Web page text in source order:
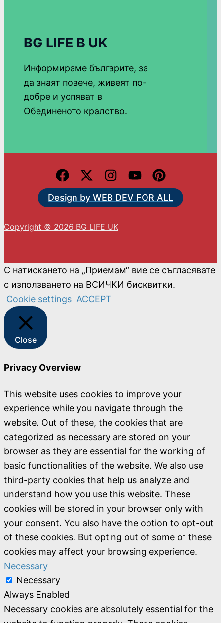
BG LIFE В UK
Информираме българите, за
да знаят повече, живеят по-
добре и успяват в
Обединеното кралство.
Design by WEB DEV FOR ALL
Copyright © 2026 BG LIFE UK
С натискането на „Приемам“ вие се съгласявате
с използването на ВСИЧКИ бисквитки.
Cookie settings ACCEPT
Close
Privacy Overview
This website uses cookies to improve your
experience while you navigate through the
website. Out of these, the cookies that are
categorized as necessary are stored on your
browser as they are essential for the working of
basic functionalities of the website. We also use
third-party cookies that help us analyze and
understand how you use this website. These
cookies will be stored in your browser only with
your consent. You also have the option to opt-out
of these cookies. But opting out of some of these
cookies may affect your browsing experience.
Necessary
Necessary
Always Enabled
Necessary cookies are absolutely essential for the